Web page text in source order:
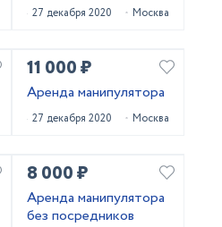
27 декабря 2020 Москва
11 000 ₽
Аренда манипулятора
27 декабря 2020 Москва
8 000 ₽
Аренда манипулятора
без посредников